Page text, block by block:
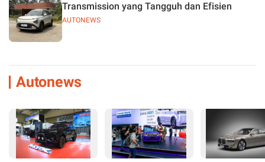
AUTONEWS
Transmission yang Tangguh dan Efisien
Autonews